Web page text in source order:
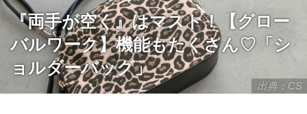
出典：CS
『両手が空く』はマスト！【グロー
バルワーク】機能もたくさん♡「シ
ョルダーバッグ」